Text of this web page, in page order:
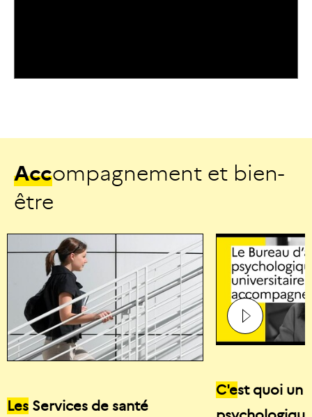
Accompagnement et bien-
être
Les Services de santé
C'est quoi un